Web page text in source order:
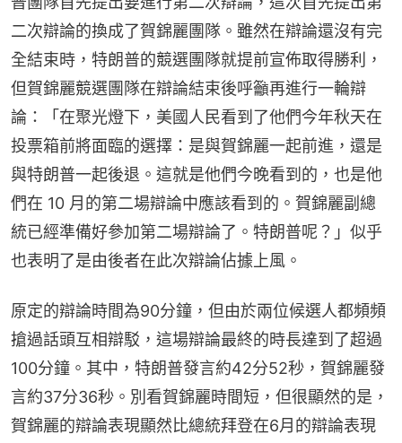
二次辯論的換成了賀錦麗團隊。雖然在辯論還沒有完
全結束時，特朗普的競選團隊就提前宣佈取得勝利，
但賀錦麗競選團隊在辯論結束後呼籲再進行一輪辯
論：「在聚光燈下，美國人民看到了他們今年秋天在
投票箱前將面臨的選擇：是與賀錦麗一起前進，還是
與特朗普一起後退。這就是他們今晚看到的，也是他
們在 10 月的第二場辯論中應該看到的。賀錦麗副總
統已經準備好參加第二場辯論了。特朗普呢？」似乎
也表明了是由後者在此次辯論佔據上風。
原定的辯論時間為90分鐘，但由於兩位候選人都頻頻
搶過話頭互相辯駁，這場辯論最終的時長達到了超過
100分鐘。其中，特朗普發言約42分52秒，賀錦麗發
言約37分36秒。別看賀錦麗時間短，但很顯然的是，
賀錦麗的辯論表現顯然比總統拜登在6月的辯論表現